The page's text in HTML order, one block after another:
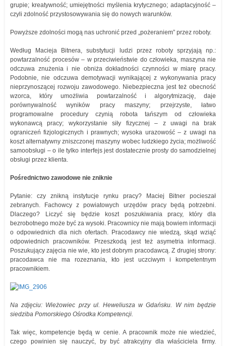
grupie; kreatywność; umiejętności myślenia krytycznego; adaptacyjność –
czyli zdolność przystosowywania się do nowych warunków.
Powyższe zdolności mogą nas uchronić przed „pożeraniem” przez roboty.
Według Macieja Bitnera, substytucji ludzi przez roboty sprzyjają np.:
powtarzalność procesów – w przeciwieństwie do człowieka, maszyna nie
odczuwa znużenia i nie obniża dokładności czynności w miarę pracy.
Podobnie, nie odczuwa demotywacji wynikającej z wykonywania pracy
nieprzynoszącej rozwoju zawodowego. Niebezpieczna jest też obecność
wzorca, który umożliwia powtarzalność i algorytmizację, daje
porównywalność wyników pracy maszyny; przejrzyste, łatwo
programowalne procedury czynią robota tańszym od człowieka
wykonawcą pracy; wykorzystanie siły fizycznej – z uwagi na brak
ograniczeń fizjologicznych i prawnych; wysoka urazowość – z uwagi na
koszt alternatywny zniszczonej maszyny wobec ludzkiego życia; możliwość
samoobsługi – o ile tylko interfejs jest dostatecznie prosty do samodzielnej
obsługi przez klienta.
Pośrednictwo zawodowe nie zniknie
Pytanie: czy znikną instytucje rynku pracy? Maciej Bitner pocieszał
zebranych. Fachowcy z powiatowych urzędów pracy będą potrzebni.
Dlaczego? Liczyć się będzie koszt poszukiwania pracy, który dla
bezrobotnego może być za wysoki. Pracownicy nie mają bowiem informacji
o odpowiednich dla nich ofertach. Pracodawcy nie wiedzą, skąd wziąć
odpowiednich pracowników. Przeszkodą jest też asymetria informacji.
Poszukujący zajęcia nie wie, kto jest dobrym pracodawcą. Z drugiej strony:
pracodawca nie ma rozeznania, kto jest uczciwym i kompetentnym
pracownikiem.
Na zdjęciu: Wieżowiec przy ul. Heweliusza w Gdańsku. W nim będzie
siedziba Pomorskiego Ośrodka Kompetencji.
Tak więc, kompetencje będą w cenie. A pracownik może nie wiedzieć,
czego powinien się nauczyć, by być atrakcyjny dla właściciela firmy.